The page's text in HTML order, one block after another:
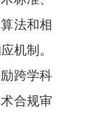
法和相
机制。
跨学科
合规审